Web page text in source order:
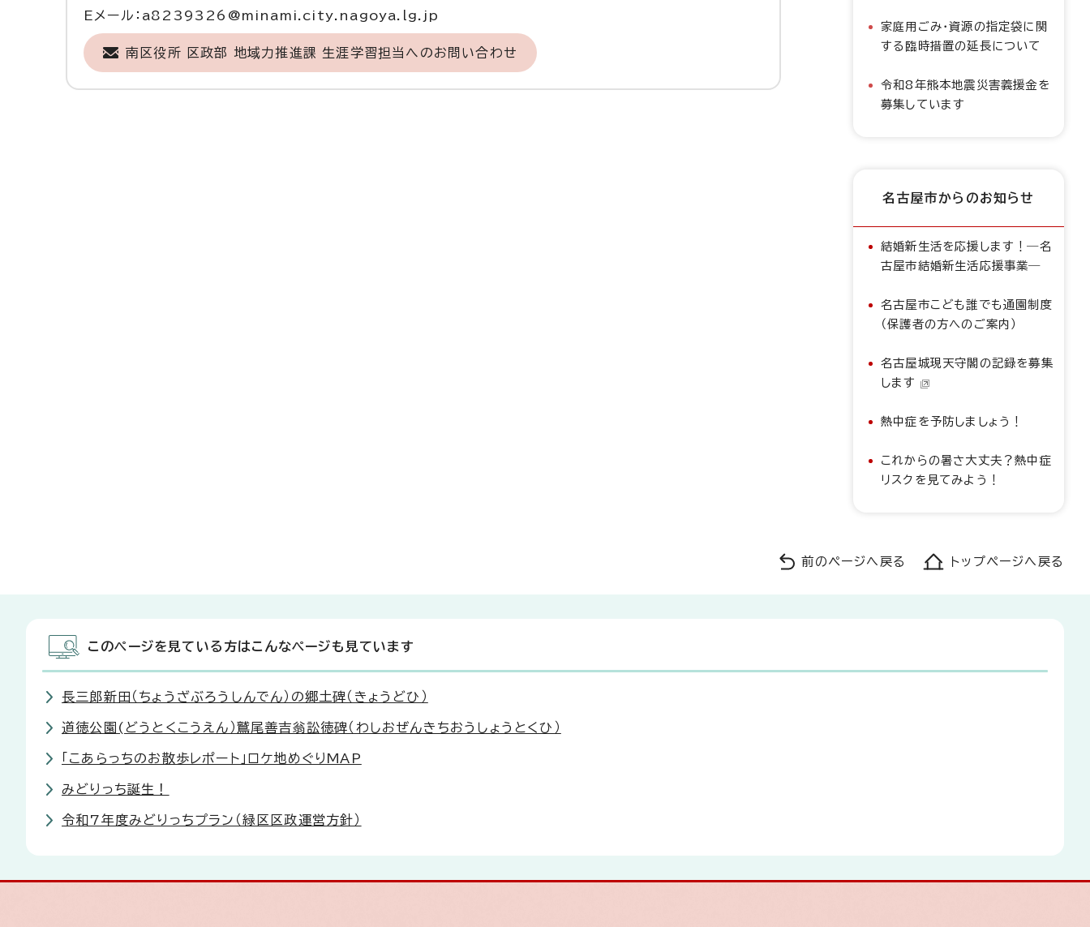
Eメール：a8239326@minami.city.nagoya.lg.jp
南区役所 区政部 地域力推進課 生涯学習担当へのお問い合わせ
家庭用ごみ・資源の指定袋に関
する臨時措置の延長について
令和8年熊本地震災害義援金を
募集しています
名古屋市からのお知らせ
結婚新生活を応援します！―名
古屋市結婚新生活応援事業―
名古屋市こども誰でも通園制度
（保護者の方へのご案内）
名古屋城現天守閣の記録を募集
します
熱中症を予防しましょう！
これからの暑さ大丈夫？熱中症
リスクを見てみよう！
前のページへ戻る トップページへ戻る
このページを見ている方はこんなページも見ています
長三郎新田（ちょうざぶろうしんでん）の郷土碑（きょうどひ）
道徳公園(どうとくこうえん）鷲尾善吉翁訟徳碑（わしおぜんきちおうしょうとくひ）
「こあらっちのお散歩レポート」ロケ地めぐりMAP
みどりっち誕生！
令和7年度みどりっちプラン（緑区区政運営方針）